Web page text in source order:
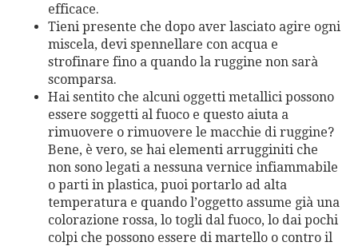
efficace.
Tieni presente che dopo aver lasciato agire ogni
miscela, devi spennellare con acqua e
strofinare fino a quando la ruggine non sarà
scomparsa.
Hai sentito che alcuni oggetti metallici possono
essere soggetti al fuoco e questo aiuta a
rimuovere o rimuovere le macchie di ruggine?
Bene, è vero, se hai elementi arrugginiti che
non sono legati a nessuna vernice infiammabile
o parti in plastica, puoi portarlo ad alta
temperatura e quando l’oggetto assume già una
colorazione rossa, lo togli dal fuoco, lo dai pochi
colpi che possono essere di martello o contro il